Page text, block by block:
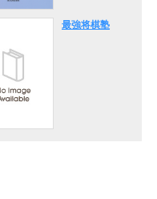
最強将棋塾